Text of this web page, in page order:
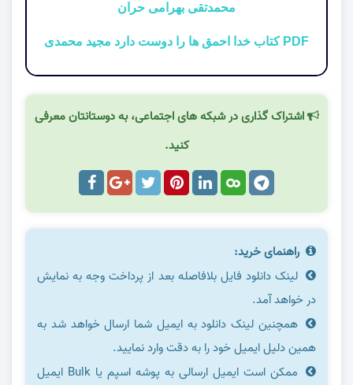
محمدتقی بهرامی حران
PDF کتاب خدا احمق ها را دوست دارد مجید محمدی
اشتراک گذاری در شبکه های اجتماعی، به دوستانتان معرفی
کنید.
راهنمای خرید:
لینک دانلود فایل بلافاصله بعد از پرداخت وجه به نمایش
در خواهد آمد.
همچنین لینک دانلود به ایمیل شما ارسال خواهد شد به
همین دلیل ایمیل خود را به دقت وارد نمایید.
ممکن است ایمیل ارسالی به پوشه اسپم یا Bulk ایمیل